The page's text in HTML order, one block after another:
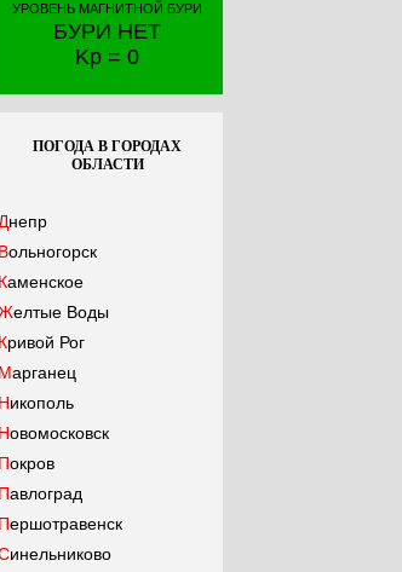
УРОВЕНЬ МАГНИТНОЙ БУРИ
БУРИ НЕТ
Kp = 0
ПОГОДА В ГОРОДАХ
ОБЛАСТИ
Днепр
Вольногорск
Каменское
Желтые Воды
Кривой Рог
Марганец
Никополь
Новомосковск
Покров
Павлоград
Першотравенск
Синельниково